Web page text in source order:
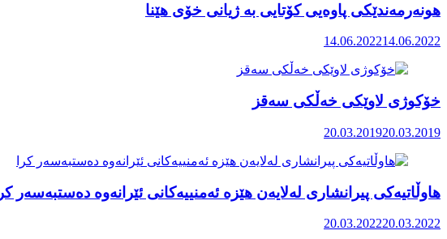
هونەرمەندێکی پاوەیی کۆتایی بە ژیانی خۆی هێنا
14.06.202214.06.2022
خۆکوژی لاوێکی خەڵکی سەقز
20.03.201920.03.2019
هاوڵاتیەکی پیرانشاری لەلایەن هێزە ئەمنییەکانی ئێرانەوە دەستبەسەر کرا
20.03.202220.03.2022